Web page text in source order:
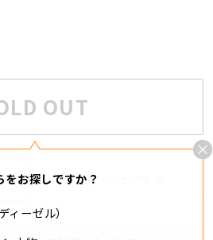
OUT
をお探しですか？
ィーゼル）